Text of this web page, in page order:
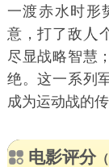
一渡赤水时形
意，打了敌
尽显战略智慧
绝。这一系列
成为运动战的传
电影评分